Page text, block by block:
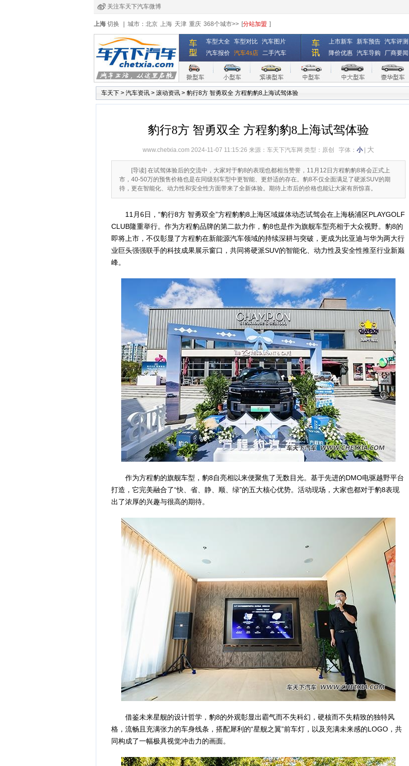
关注车天下汽车微博
经销商登录
注册 全国4s店
上海 切换 城市： 北京 上海 天津 重庆 368个城市>> [分站加盟 ]
车型大全 车型对比 汽车图片
汽车报价 汽车4s店 二手汽车
上市新车 新车预告 汽车评测
降价优惠 汽车导购 厂商要闻
车天下 > 汽车资讯 > 滚动资讯 > 豹行8方 智勇双全 方程豹豹8上海试驾体验
豹行8方 智勇双全 方程豹豹8上海试驾体验
www.chetxia.com 2024-11-07 11:15:26 来源： 车天下汽车网 类型：原创 字体： 小| 大
[导读] 在试驾体验后的交流中，大家对于豹8的表现也都相当赞誉，11月12日方程豹豹8将会正式上
市，40-50万的预售价格也是在同级别车型中更智能、更舒适的存在。豹8不仅全面满足了硬派SUV的期
待，更在智能化、动力性和安全性方面带来了全新体验。期待上市后的价格也能让大家有所惊喜。
11月6日，“豹行8方 智勇双全”方程豹豹8上海区域媒体动态试驾会在上海杨浦区PLAYGOLF
CLUB隆重举行。作为方程豹品牌的第二款力作，豹8也是作为旗舰车型亮相于大众视野。豹8的
即将上市，不仅彰显了方程豹在新能源汽车领域的持续深耕与突破，更成为比亚迪与华为两大行
业巨头强强联手的科技成果展示窗口，共同将硬派SUV的智能化、动力性及安全性推至行业新巅
峰。
作为方程豹的旗舰车型，豹8自亮相以来便聚焦了无数目光。基于先进的DMO电驱越野平台
打造，它完美融合了“快、省、静、顺、绿”的五大核心优势。活动现场，大家也都对于豹8表现
出了浓厚的兴趣与很高的期待。
借鉴未来星舰的设计哲学，豹8的外观彰显出霸气而不失科幻，硬核而不失精致的独特风
格，流畅且充满张力的车身线条，搭配犀利的“星舰之翼”前车灯，以及充满未来感的LOGO，共
同构成了一幅极具视觉冲击力的画面。